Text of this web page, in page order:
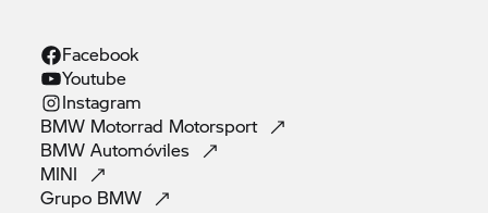
Facebook
Youtube
Instagram
BMW Motorrad Motorsport
BMWAutomóviles
MINI
Grupo BMW